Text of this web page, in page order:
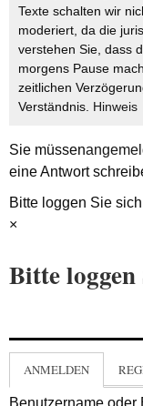
Texte schalten wir
moderiert, da die
verstehen Sie, dass
morgens Pause
zeitlichen
Verständnis. Hinweis
Sie müssen
eine Antwort
Bitte loggen Sie
×
Bitte loggen
ANMELDEN
Benutzername oder